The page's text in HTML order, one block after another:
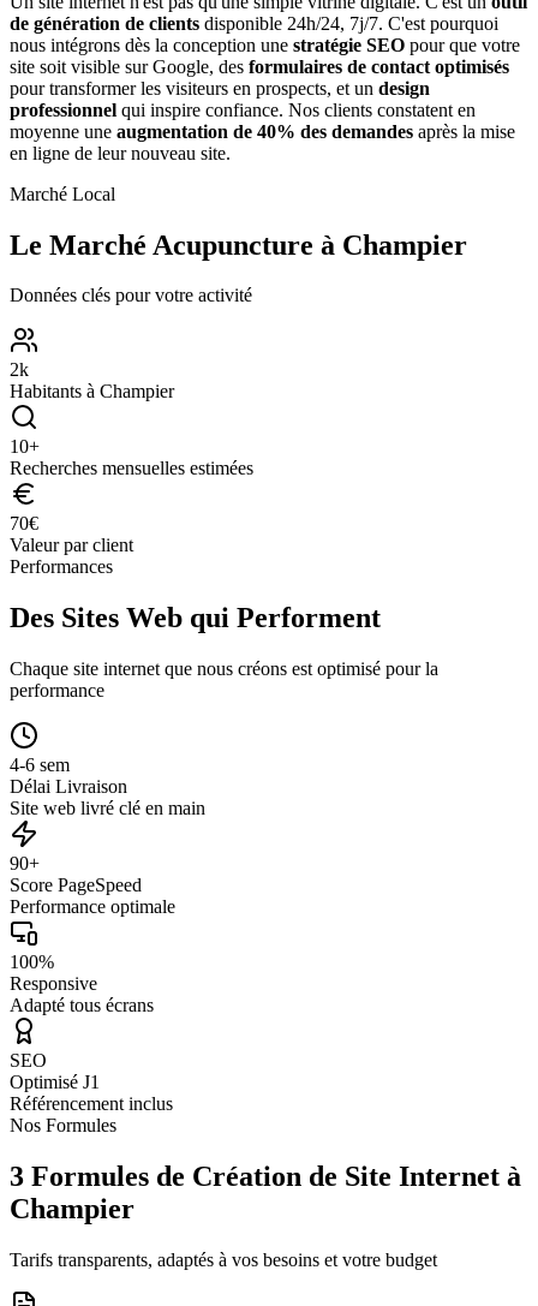
de génération de clients disponible 24h/24, 7j/7. C'est pourquoi
nous intégrons dès la conception une stratégie SEO pour que votre
site soit visible sur Google, des formulaires de contact optimisés
pour transformer les visiteurs en prospects, et un design
professionnel qui inspire confiance. Nos clients constatent en
moyenne une augmentation de 40% des demandes après la mise
en ligne de leur nouveau site.
Marché Local
Le Marché Acupuncture à Champier
Données clés pour votre activité
2k
Habitants à Champier
10+
Recherches mensuelles estimées
70€
Valeur par client
Performances
Des Sites Web qui Performent
Chaque site internet que nous créons est optimisé pour la
performance
4-6 sem
Délai Livraison
Site web livré clé en main
90+
Score PageSpeed
Performance optimale
100%
Responsive
Adapté tous écrans
SEO
Optimisé J1
Référencement inclus
Nos Formules
3 Formules de Création de Site Internet à
Champier
Tarifs transparents, adaptés à vos besoins et votre budget